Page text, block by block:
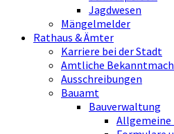
Jagdwesen
Mängelmelder
Rathaus & Ämter
Karriere bei der Stadt
Amtliche
Ausschreibungen
Bauamt
Bauverwaltung
Allgemeine